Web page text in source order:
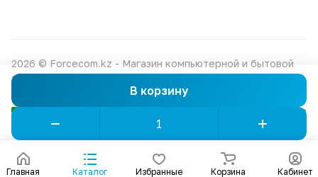
В корзину
Главная Каталог Избранные Корзина Кабинет
2026 © Forcecom.kz - Магазин компьютерной и бытовой
техники
Оферта